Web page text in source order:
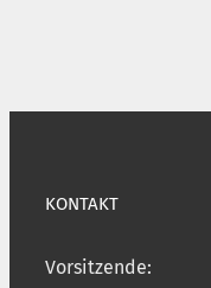
KONTAKT
Vorsitzende: